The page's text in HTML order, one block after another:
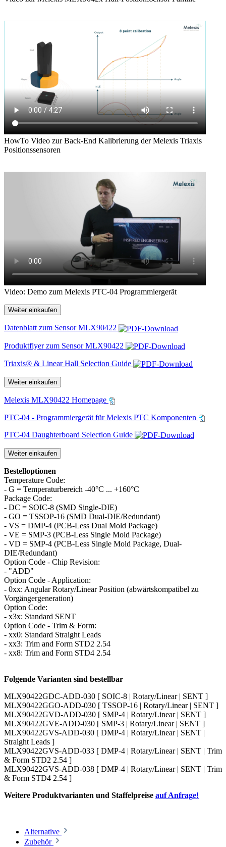
HowTo Video zur Back-End Kalibrierung der Melexis Triaxis
Positionssensoren
Video: Demo zum Melexis PTC-04 Programmiergerät
Weiter einkaufen
Datenblatt zum Sensor MLX90422
Produktflyer zum Sensor MLX90422
Triaxis® & Linear Hall Selection Guide
Weiter einkaufen
Melexis MLX90422 Homepage
PTC-04 - Programmiergerät für Melexis PTC Komponenten
PTC-04 Daughterboard Selection Guide
Weiter einkaufen
Bestelloptionen
Temperature Code:
- G = Temperaturbereich -40°C ... +160°C
Package Code:
- DC = SOIC-8 (SMD Single-DIE)
- GO = TSSOP-16 (SMD Dual-DIE/Redundant)
- VS = DMP-4 (PCB-Less Dual Mold Package)
- VE = SMP-3 (PCB-Less Single Mold Package)
- VD = SMP-4 (PCB-Less Single Mold Package, Dual-
DIE/Redundant)
Option Code - Chip Revision:
- "ADD"
Option Code - Application:
- 0xx: Angular Rotary/Linear Position (abwärtskompatibel zu
Vorgängergeneration)
Option Code:
- x3x: Standard SENT
Option Code - Trim & Form:
- xx0: Standard Straight Leads
- xx3: Trim and Form STD2 2.54
- xx8: Trim and Form STD4 2.54
Folgende Varianten sind bestellbar
MLX90422GDC-ADD-030 [ SOIC-8 | Rotary/Linear | SENT ]
MLX90422GGO-ADD-030 [ TSSOP-16 | Rotary/Linear | SENT ]
MLX90422GVD-ADD-030 [ SMP-4 | Rotary/Linear | SENT ]
MLX90422GVE-ADD-030 [ SMP-3 | Rotary/Linear | SENT ]
MLX90422GVS-ADD-030 [ DMP-4 | Rotary/Linear | SENT |
Straight Leads ]
MLX90422GVS-ADD-033 [ DMP-4 | Rotary/Linear | SENT | Trim
& Form STD2 2.54 ]
MLX90422GVS-ADD-038 [ DMP-4 | Rotary/Linear | SENT | Trim
& Form STD4 2.54 ]
Weitere Produktvarianten und Staffelpreise auf Anfrage!
Alternative
Zubehör